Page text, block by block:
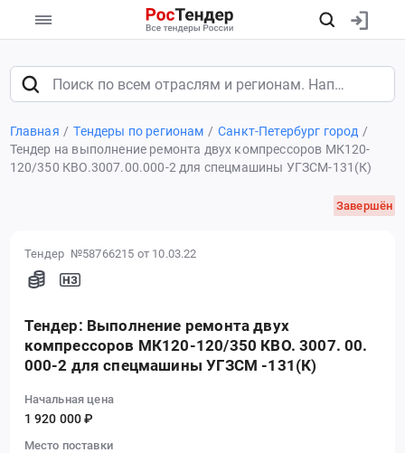
Главная Тендеры по регионам
Санкт-Петербург город
Тендер на выполнение ремонта двух компрессоров МК120-
120/350 КВО.3007.00.000-2 для спецмашины УГЗСМ-131(К)
Завершён
Тендер №58766215 от 10.03.22
Тендер: Выполнение ремонта двух
компрессоров МК120-120/350 КВО. 3007. 00.
000-2 для спецмашины УГЗСМ -131(К)
Начальная цена
1 920 000 ₽
Место поставки